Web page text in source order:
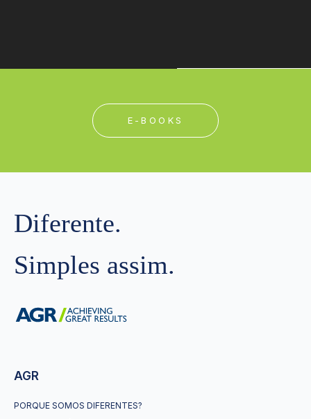
E-BOOKS
Diferente.
Simples assim.
AGR
PORQUE SOMOS DIFERENTES?